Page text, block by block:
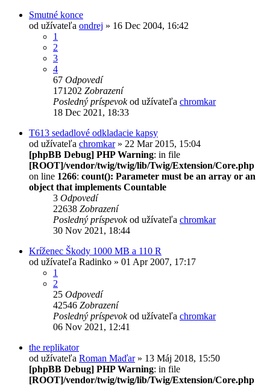
Smutné konce
od užívateľa ondrej » 16 Dec 2004, 16:42
1
2
3
4
67 Odpovedí
171202 Zobrazení
Posledný príspevokod užívateľa chromkar
18 Dec 2021, 18:33
T613 sedadlové odkladacie kapsy
od užívateľa chromkar» 22 Mar 2015, 15:04
[phpBB Debug] PHP Warning: in file
[ROOT]/vendor/twig/twig/lib/Twig/Extension/Core.php
on line 1266: count(): Parameter must be an array or an
object that implements Countable
3 Odpovedí
22638 Zobrazení
Posledný príspevokod užívateľa chromkar
30 Nov 2021, 18:44
Kríženec Škody 1000 MB a 110 R
od užívateľa Radinko » 01 Apr 2007, 17:17
1
2
25 Odpovedí
42546 Zobrazení
Posledný príspevokod užívateľa chromkar
06 Nov 2021, 12:41
the replikator
od užívateľa Roman Maďar» 13 Máj 2018, 15:50
[phpBB Debug] PHP Warning: in file
[ROOT]/vendor/twig/twig/lib/Twig/Extension/Core.php